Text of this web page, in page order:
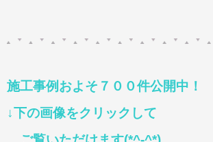
施工事例およそ７００件公開中！
↓下の画像をクリックして